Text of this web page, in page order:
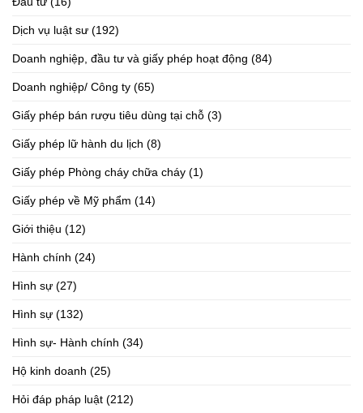
Dịch vụ luật sư (192)
Doanh nghiệp, đầu tư và giấy phép hoạt động (84)
Doanh nghiệp/ Công ty (65)
Giấy phép bán rượu tiêu dùng tại chỗ (3)
Giấy phép lữ hành du lịch (8)
Giấy phép Phòng cháy chữa cháy (1)
Giấy phép về Mỹ phẩm (14)
Giới thiệu (12)
Hành chính (24)
Hình sự (27)
Hình sự (132)
Hình sự- Hành chính (34)
Hộ kinh doanh (25)
Hỏi đáp pháp luật (212)